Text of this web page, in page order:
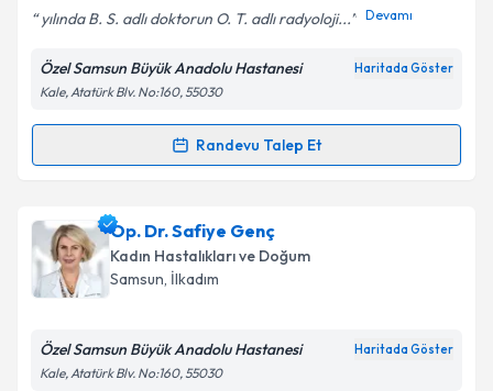
Kişisel verilerimin işlenmesine ilişkin
Metni'ni okudum ve kişisel verilerimin belirtilen
kapsamda işlenmesini kabul ediyorum.
yılında B. S. adlı doktorun O. T. adlı radyoloji... Devamı
Özel Samsun Büyük Anadolu Hastanesi Haritada Göster
Kale, Atatürk Blv. No:160, 55030
Randevu Talep Et
Randevu Takvimi Talebi
Op. Dr. Halil İbrahim Dinler
talebi oluşturun. Size bu uzmandan randevu almanız
için bir takvim hazırlandığında e-posta ile
bilgilendireceğiz.
Op. Dr. Safiye Genç
Kadın Hastalıkları ve Doğum
Samsun, İlkadım
Özel Samsun Büyük Anadolu Hastanesi Haritada Göster
Kale, Atatürk Blv. No:160, 55030